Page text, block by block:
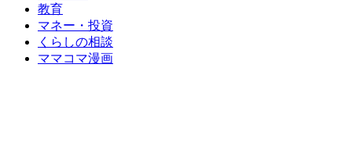
教育
マネー・投資
くらしの相談
ママコマ漫画